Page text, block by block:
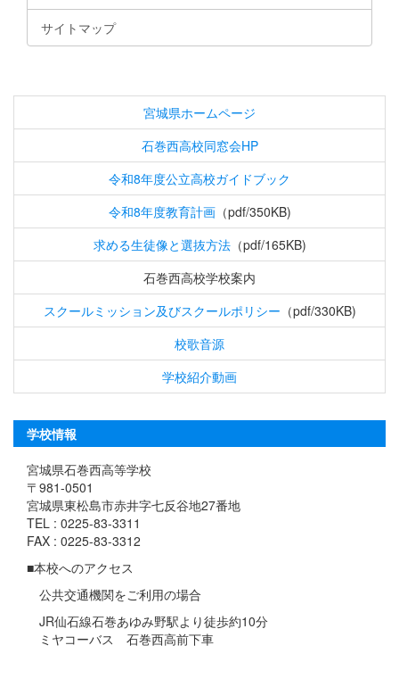
サイトマップ
宮城県ホームページ
石巻西高校同窓会HP
令和8年度公立高校ガイドブック
令和8年度教育計画（pdf/350KB)
求める生徒像と選抜方法（pdf/165KB)
石巻西高校学校案内
スクールミッション及びスクールポリシー （pdf/330KB)
校歌音源
学校紹介動画
学校情報
宮城県石巻西高等学校
〒981-0501
宮城県東松島市赤井字七反谷地27番地
TEL : 0225-83-3311
FAX : 0225-83-3312
■本校へのアクセス
公共交通機関をご利用の場合
JR仙石線石巻あゆみ野駅より徒歩約10分
ミヤコーバス 石巻西高前下車